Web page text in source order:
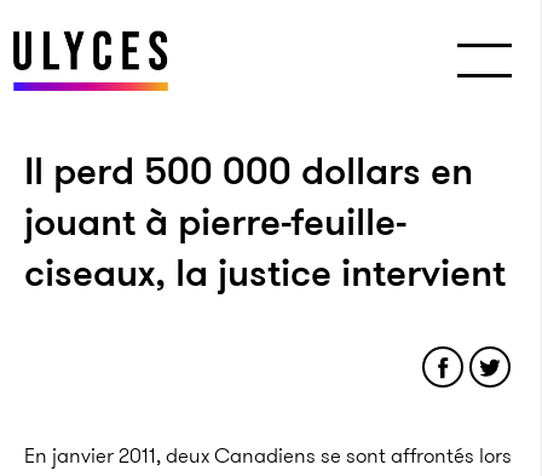
Il perd 500 000 dollars en
jouant à pierre-feuille-
ciseaux, la justice intervient
En janvier 2011, deux Canadiens se sont affrontés lors